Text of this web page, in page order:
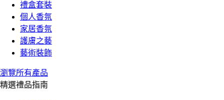
禮盒套裝
個人香氛
家居香氛
護膚之藝
藝術裝飾
瀏覽所有產品
精選禮品指南